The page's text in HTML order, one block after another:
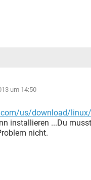
um 14:50
us/download/linux/
installieren ...Du
nicht.